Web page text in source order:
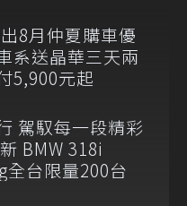
8月仲夏購車優
送晶華三天兩
5,900元起
駕馭每一段精彩
BMW 318i
台限量200台